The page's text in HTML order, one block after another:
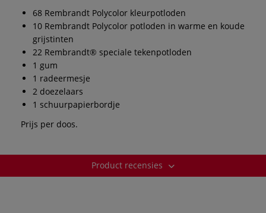
68 Rembrandt Polycolor kleurpotloden
10 Rembrandt Polycolor potloden in warme en koude
grijstinten
22 Rembrandt® speciale tekenpotloden
1 gum
1 radeermesje
2 doezelaars
1 schuurpapierbordje
Prijs per doos.
Product recensies